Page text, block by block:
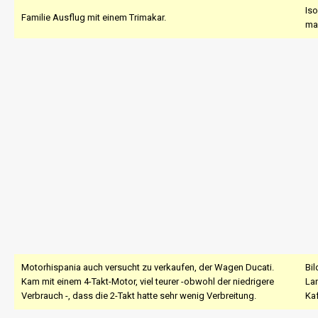
Familie Ausflug mit einem Trimakar.
Motorhispania auch versucht zu verkaufen, der Wagen Ducati.
Kam mit einem 4-Takt-Motor, viel teurer -obwohl der niedrigere
Verbrauch -, dass die 2-Takt hatte sehr wenig Verbreitung.